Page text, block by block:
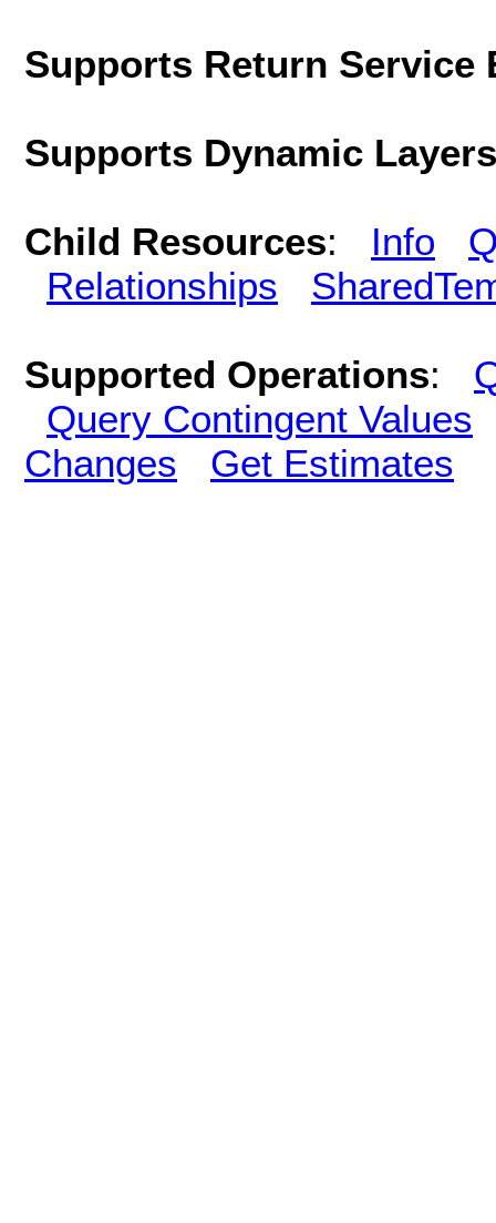
Supports Return
Supports Dynamic
Child Resources: Info
Relationships
Supported Operations:
Query Contingent Values
Changes
Get Estimates